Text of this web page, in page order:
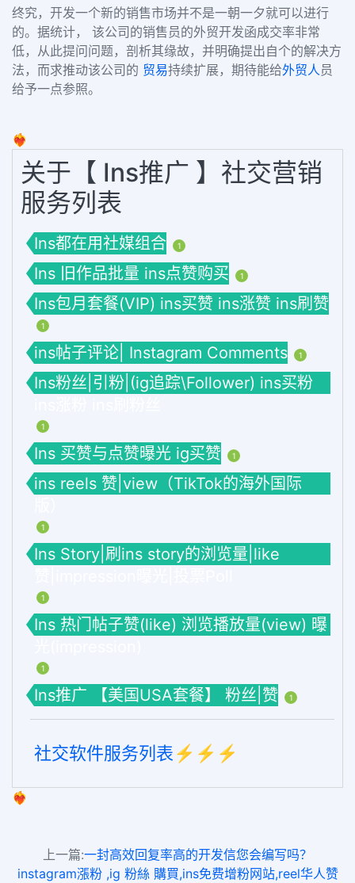
终究，开发一个新的销售市场并不是一朝一夕就可以进行
的。据统计， 该公司的销售员的外贸开发函成交率非常
低，从此提问问题，剖析其缘故，并明确提出自个的解决方
法，而求推动该公司的 贸易持续扩展，期待能给外贸人员
给予一点参照。
❤️‍🔥
关于【 Ins推广 】社交营销
服务列表
Ins都在用社媒组合 1
Ins 旧作品批量 ins点赞购买 1
Ins包月套餐(VIP) ins买赞 ins涨赞 ins刷赞
1
ins帖子评论| Instagram Comments 1
Ins粉丝|引粉|(ig追踪\Follower) ins买粉
1
Ins 买赞与点赞曝光 ig买赞 1
ins reels 赞|view（TikTok的海外国际
1
Ins Story|刷ins story的浏览量|like
1
Ins 热门帖子赞(like) 浏览播放量(view) 曝
1
Ins推广 【美国USA套餐】 粉丝|赞 1
社交软件服务列表⚡️⚡️⚡️
❤️‍🔥
上一篇:一封高效回复率高的开发信您会编写吗？
instagram漲粉 ,ig 粉絲 購買,ins免费增粉网站,reel华人赞